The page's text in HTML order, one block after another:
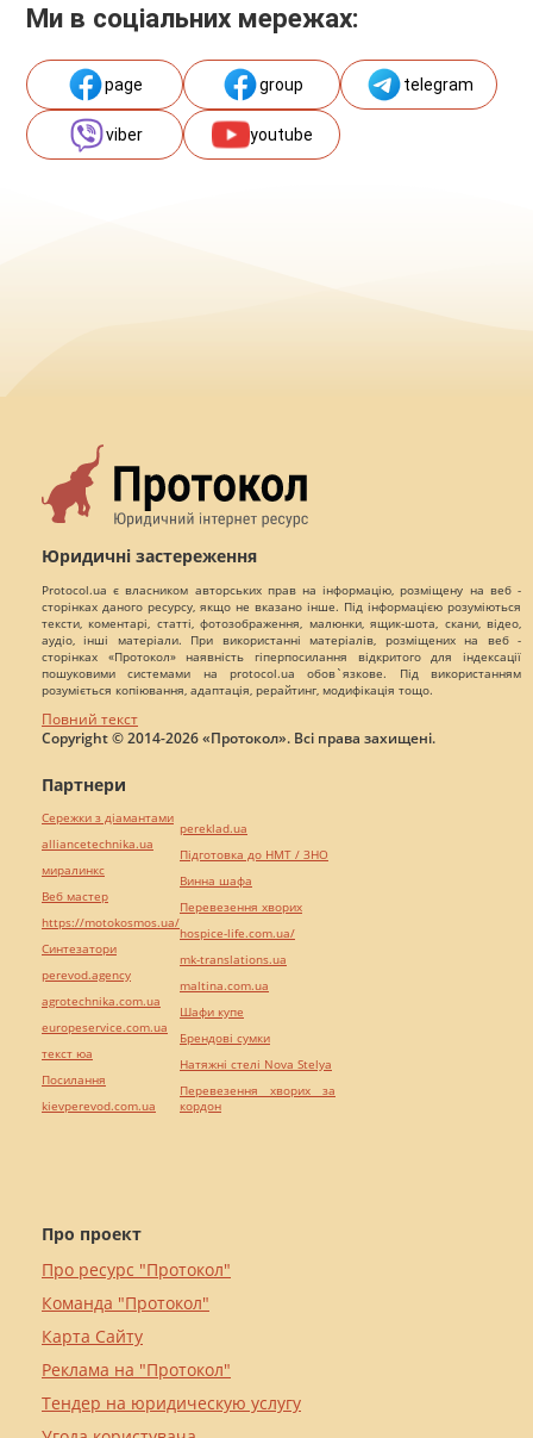
Ми в соціальних мережах:
page group telegram
viber youtube
Юридичні застереження
Protocol.ua є власником авторських прав на інформацію, розміщену на веб -
сторінках даного ресурсу, якщо не вказано інше. Під інформацією розуміються
тексти, коментарі, статті, фотозображення, малюнки, ящик-шота, скани, відео,
аудіо, інші матеріали. При використанні матеріалів, розміщених на веб -
сторінках «Протокол» наявність гіперпосилання відкритого для індексації
пошуковими системами на protocol.ua обов`язкове. Під використанням
розуміється копіювання, адаптація, рерайтинг, модифікація тощо.
Повний текст
Copyright © 2014-2026 «Протокол». Всі права захищені.
Про проект
Про ресурс "Протокол"
Команда "Протокол"
Карта Сайту
Реклама на "Протокол"
Тендер на юридическую услугу
Партнери
Сережки з діамантами
alliancetechnika.ua
миралинкс
Веб мастер
https://motokosmos.ua/
Синтезатори
perevod.agency
agrotechnika.com.ua
europeservice.com.ua
текст юа
Посилання
kievperevod.com.ua
pereklad.ua
Підготовка до НМТ / ЗНО
Винна шафа
Перевезення хворих
hospice-life.com.ua/
mk-translations.ua
maltina.com.ua
Шафи купе
Брендові сумки
Натяжні стелі Nova Stelya
Перевезення хворих за
кордон